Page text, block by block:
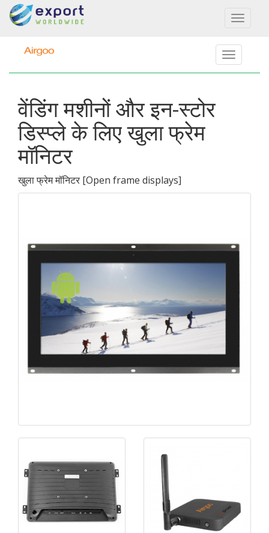
Toggle
वेंडिंग मशीनों और इन-स्टोर
डिस्प्ले के लिए खुला फ्रेम
मॉनिटर
खुला फ्रेम मॉनिटर [Open frame displays]